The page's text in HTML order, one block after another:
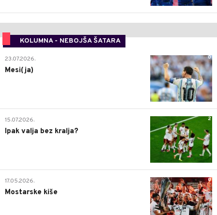
KOLUMNA - NEBOJŠA ŠATARA
0
23.07.2026.
Mesi(ja)
2
15.07.2026.
Ipak valja bez kralja?
0
17.05.2026.
Mostarske kiše